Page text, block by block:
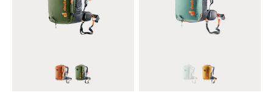
chestnut-black
khaki-black jade-black
(Deze optie is
cinnamon-black